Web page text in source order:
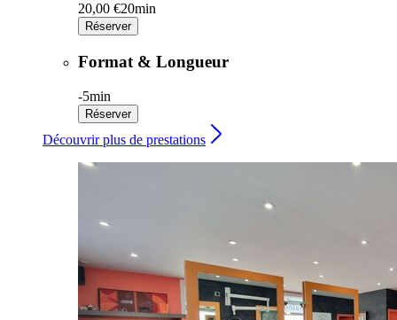
20,00 €20min
Réserver
Format & Longueur
-5min
Réserver
Découvrir plus de prestations